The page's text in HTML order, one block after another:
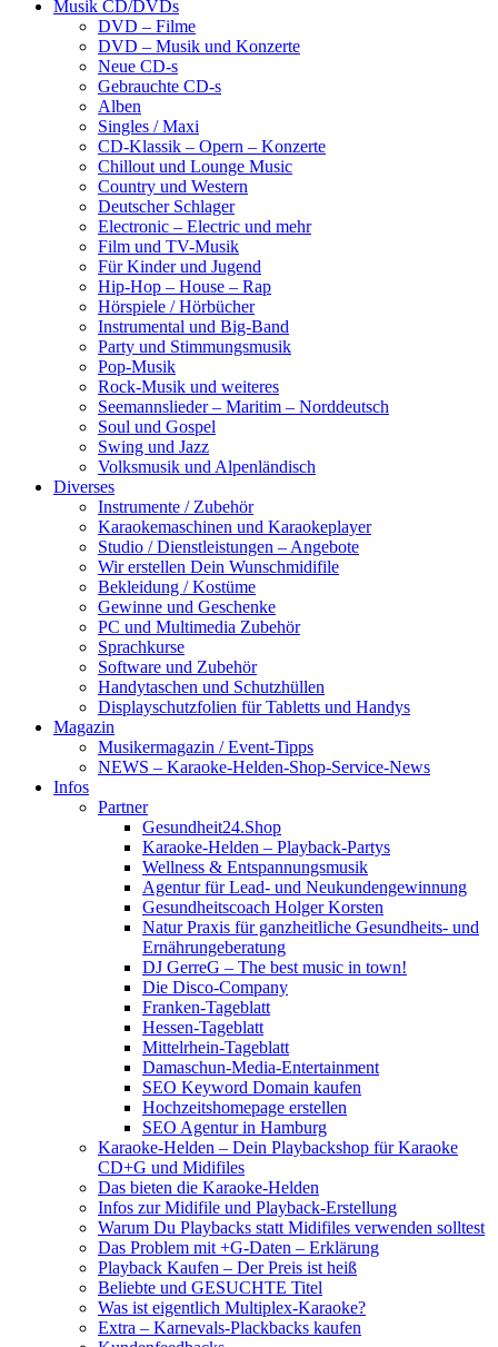
Musik CD/DVDs
DVD – Filme
DVD – Musik und Konzerte
Neue CD-s
Gebrauchte CD-s
Alben
Singles / Maxi
CD-Klassik – Opern – Konzerte
Chillout und Lounge Music
Country und Western
Deutscher Schlager
Electronic – Electric und mehr
Film und TV-Musik
Für Kinder und Jugend
Hip-Hop – House – Rap
Hörspiele / Hörbücher
Instrumental und Big-Band
Party und Stimmungsmusik
Pop-Musik
Rock-Musik und weiteres
Seemannslieder – Maritim – Norddeutsch
Soul und Gospel
Swing und Jazz
Volksmusik und Alpenländisch
Diverses
Instrumente / Zubehör
Karaokemaschinen und Karaokeplayer
Studio / Dienstleistungen – Angebote
Wir erstellen Dein Wunschmidifile
Bekleidung / Kostüme
Gewinne und Geschenke
PC und Multimedia Zubehör
Sprachkurse
Software und Zubehör
Handytaschen und Schutzhüllen
Displayschutzfolien für Tabletts und Handys
Magazin
Musikermagazin / Event-Tipps
NEWS – Karaoke-Helden-Shop-Service-News
Infos
Partner
Gesundheit24.Shop
Karaoke-Helden – Playback-Partys
Wellness & Entspannungsmusik
Agentur für Lead- und Neukundengewinnung
Gesundheitscoach Holger Korsten
Natur Praxis für ganzheitliche Gesundheits- und
Ernährungeberatung
DJ GerreG – The best music in town!
Die Disco-Company
Franken-Tageblatt
Hessen-Tageblatt
Mittelrhein-Tageblatt
Damaschun-Media-Entertainment
SEO Keyword Domain kaufen
Hochzeitshomepage erstellen
SEO Agentur in Hamburg
Karaoke-Helden – Dein Playbackshop für Karaoke
CD+G und Midifiles
Das bieten die Karaoke-Helden
Infos zur Midifile und Playback-Erstellung
Warum Du Playbacks statt Midifiles verwenden solltest
Das Problem mit +G-Daten – Erklärung
Playback Kaufen – Der Preis ist heiß
Beliebte und GESUCHTE Titel
Was ist eigentlich Multiplex-Karaoke?
Extra – Karnevals-Plackbacks kaufen